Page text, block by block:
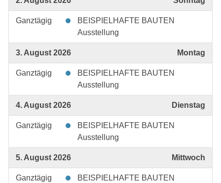
Ganztägig
BEISPIELHAFTE BAUTEN
Ausstellung
3. August 2026 Montag
Ganztägig
BEISPIELHAFTE BAUTEN
Ausstellung
4. August 2026 Dienstag
Ganztägig
BEISPIELHAFTE BAUTEN
Ausstellung
5. August 2026 Mittwoch
Ganztägig
BEISPIELHAFTE BAUTEN